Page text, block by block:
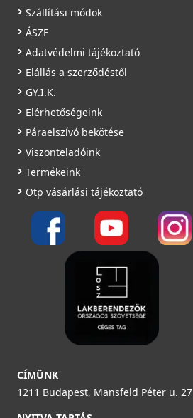
Szállítási módok
ÁSZF
Adatvédelmi tájékoztató
Elállás a szerződéstől
GY.I.K.
Elérhetőségeink
Páraelszívó bekötése
Viszonteladóink
Termékeink
Otp vásárlási tájékoztató
CÍMÜNK
1211 Budapest, Mansfeld Péter u. 27